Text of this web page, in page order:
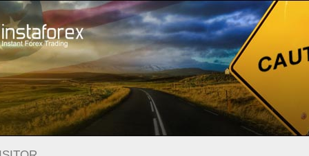
Mengenai InstaForex
Duta InstaForex
Victoria Azarenka